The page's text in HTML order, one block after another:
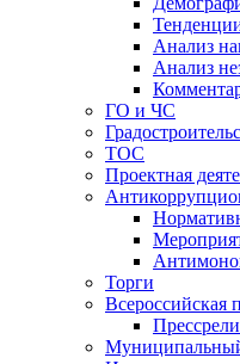
Анализ
Анализ
ГО и ЧС
ТОС
Проектная
Торги
Всероссийская